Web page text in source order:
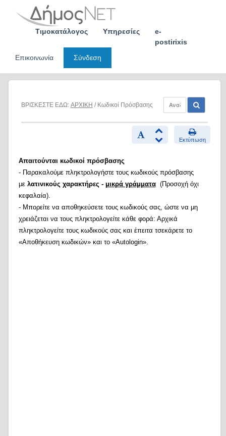
Τιμοκατάλογος Υπηρεσίες
e-
postirixis
Επικοινωνία
Σύνδεση
ΒΡΙΣΚΕΣΤΕ ΕΔΩ: ΑΡΧΙΚΗ / Κωδικοί Πρόσβασης
Εκτύπωση
Απαιτούνται κωδικοί πρόσβασης
- Παρακαλούμε πληκτρολογήστε τους κωδικούς πρόσβασης
με λατινικούς χαρακτήρες - μικρά γράμματα(Προσοχή όχι
κεφαλαία).
- Μπορείτε να αποθηκεύσετε τους κωδικούς σας, ώστε να μη
χρειάζεται να τους πληκτρολογείτε κάθε φορά: Αρχικά
πληκτρολογείτε τους κωδικούς σας και έπειτα τσεκάρετε το
«Αποθήκευση κωδικών» και το «Autologin».